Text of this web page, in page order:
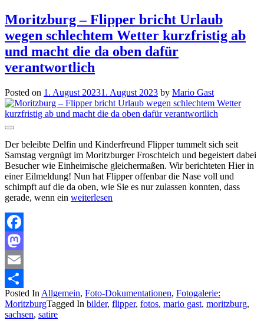
Moritzburg – Flipper bricht Urlaub
wegen schlechtem Wetter kurzfristig ab
und macht die da oben dafür
verantwortlich
Posted on 1. August 20231. August 2023 by Mario Gast
Der beleibte Delfin und Kinderfreund Flipper tummelt sich seit
Samstag vergnügt im Moritzburger Froschteich und begeistert dabei
Besucher wie Einheimische gleichermaßen. Wir berichteten Hier in
einer Eilmeldung! Nun hat Flipper offenbar die Nase voll und
schimpft auf die da oben, wie Sie es nur zulassen konnten, dass
gerade, wenn ein weiterlesen
Facebook
Mastodon
Email
Teilen
Posted In Allgemein, Foto-Dokumentationen, Fotogalerie:
MoritzburgTagged In bilder, flipper, fotos, mario gast, moritzburg,
sachsen, satire